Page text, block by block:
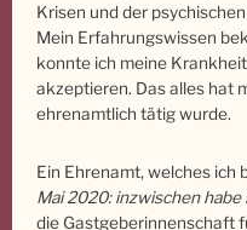
Krisen und der
Mein Erfahrungswissen
konnte ich meine
akzeptieren. Das alles hat
ehrenamtlich tätig wurde.
Ein Ehrenamt, welches ich
Mai 2020: inzwischen
die Gastgeberinnenschaft